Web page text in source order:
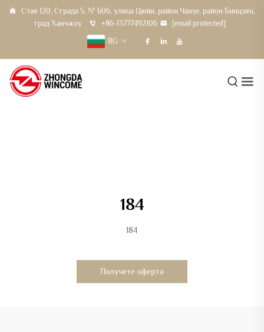
Стая 120, Сграда 5, № 606, улица Цюйи, район Чанхе, район Бинцзян,
град Ханчжоу
+86-13777492106
[email protected]
BG
184
184
Получете оферта